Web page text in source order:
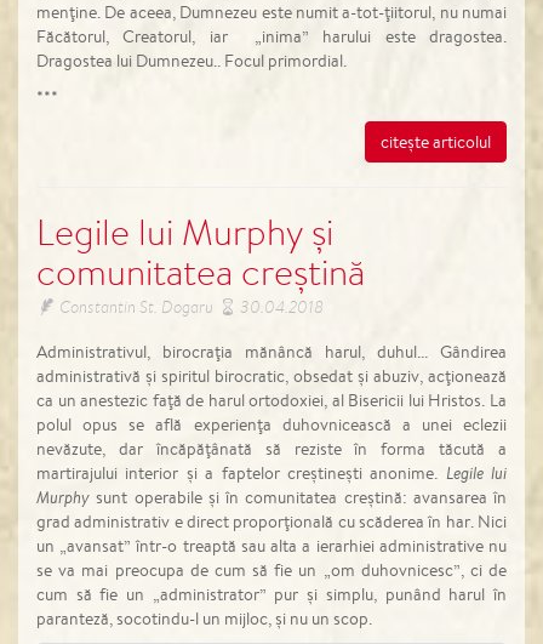
menţine. De aceea, Dumnezeu este numit a-tot-ţiitorul, nu numai
Făcătorul, Creatorul, iar „inima” harului este dragostea.
Dragostea lui Dumnezeu.. Focul primordial.
***
citește articolul
Legile lui Murphy și
comunitatea creștină
Constantin St. Dogaru 30.04.2018
Administrativul, birocraţia mănâncă harul, duhul... Gândirea
administrativă şi spiritul birocratic, obsedat şi abuziv, acţionează
ca un anestezic faţă de harul ortodoxiei, al Bisericii lui Hristos. La
polul opus se află experienţa duhovnicească a unei eclezii
nevăzute, dar încăpăţânată să reziste în forma tăcută a
martirajului interior şi a faptelor creştineşti anonime. Legile lui
Murphy sunt operabile şi în comunitatea creştină: avansarea în
grad administrativ e direct proporţională cu scăderea în har. Nici
un „avansat” într-o treaptă sau alta a ierarhiei administrative nu
se va mai preocupa de cum să fie un „om duhovnicesc”, ci de
cum să fie un „administrator” pur şi simplu, punând harul în
paranteză, socotindu-l un mijloc, şi nu un scop.